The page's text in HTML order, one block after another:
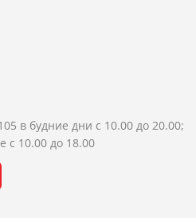
в будние дни с 10.00 до 20.00;
с 10.00 до 18.00